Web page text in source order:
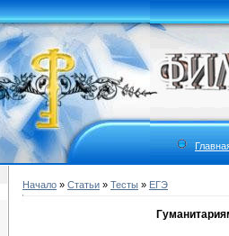
Начало » Статьи » Тесты » ЕГЭ